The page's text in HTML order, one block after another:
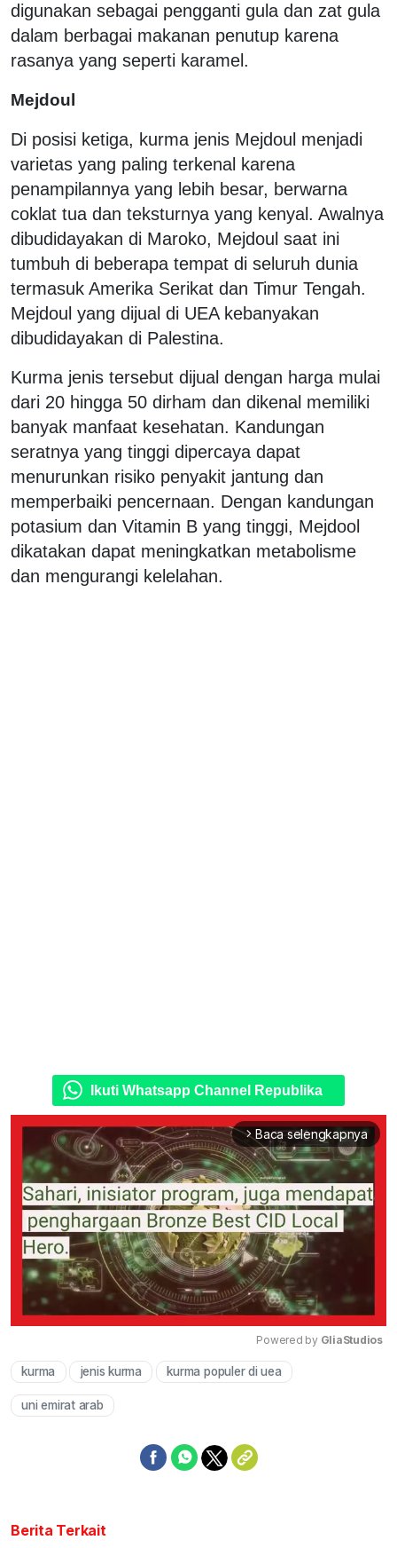
digunakan sebagai pengganti gula dan zat gula
dalam berbagai makanan penutup karena
rasanya yang seperti karamel.
Mejdoul
Di posisi ketiga, kurma jenis Mejdoul menjadi
varietas yang paling terkenal karena
penampilannya yang lebih besar, berwarna
coklat tua dan teksturnya yang kenyal. Awalnya
dibudidayakan di Maroko, Mejdoul saat ini
tumbuh di beberapa tempat di seluruh dunia
termasuk Amerika Serikat dan Timur Tengah.
Mejdoul yang dijual di UEA kebanyakan
dibudidayakan di Palestina.
Kurma jenis tersebut dijual dengan harga mulai
dari 20 hingga 50 dirham dan dikenal memiliki
banyak manfaat kesehatan. Kandungan
seratnya yang tinggi dipercaya dapat
menurunkan risiko penyakit jantung dan
memperbaiki pencernaan. Dengan kandungan
potasium dan Vitamin B yang tinggi, Mejdool
dikatakan dapat meningkatkan metabolisme
dan mengurangi kelelahan.
Ikuti Whatsapp Channel Republika
arrow_forward_ios Baca selengkapnya
Powered by GliaStudios
kurma jenis kurma kurma populer di uea
uni emirat arab
Berita Terkait